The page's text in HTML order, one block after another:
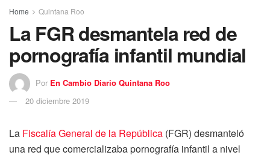
Home Quintana Roo
La FGR desmantela red de
pornografía infantil mundial
Por En Cambio Diario Quintana Roo
20 diciembre 2019
La Fiscalía General de la República (FGR) desmanteló
una red que comercializaba pornografía infantil a nivel